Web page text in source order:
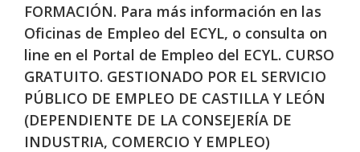
FORMACIÓN. Para más información en las
Oficinas de Empleo del ECYL, o consulta on
line en el Portal de Empleo del ECYL. CURSO
GRATUITO. GESTIONADO POR EL SERVICIO
PÚBLICO DE EMPLEO DE CASTILLA Y LEÓN
(DEPENDIENTE DE LA CONSEJERÍA DE
INDUSTRIA, COMERCIO Y EMPLEO)